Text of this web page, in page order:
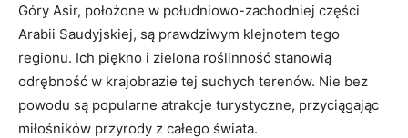
Góry ‌Asir, położone w ⁣południowo-zachodniej części
Arabii Saudyjskiej,⁢ są prawdziwym klejnotem tego
⁣regionu. Ich ⁢piękno i zielona roślinność stanowią
odrębność​ w krajobrazie tej suchych terenów. Nie bez
powodu są popularne atrakcje turystyczne, przyciągając
miłośników przyrody z całego⁤ świata.